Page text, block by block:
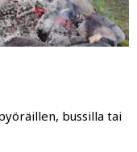
bussilla tai